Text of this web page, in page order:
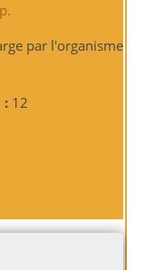
par l'organisme
: 12